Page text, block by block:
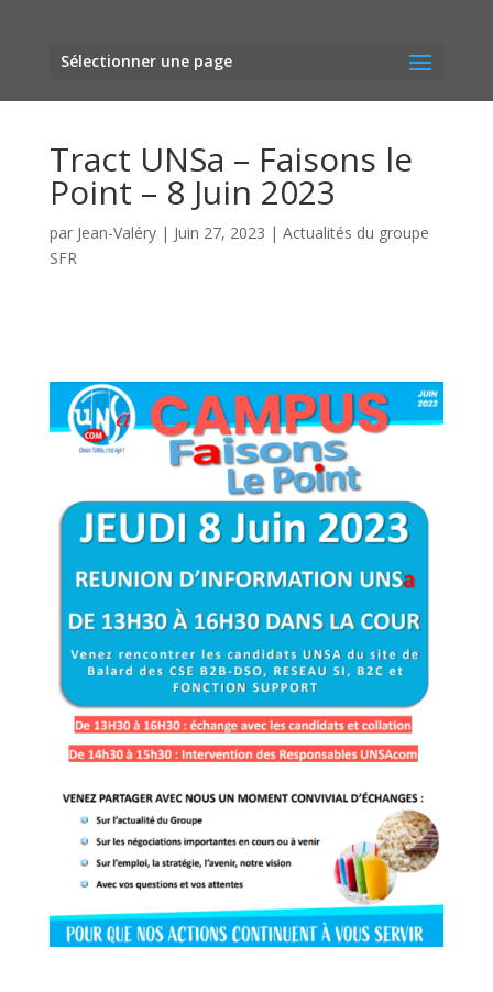
Sélectionner une page
Tract UNSa – Faisons le
Point – 8 Juin 2023
par Jean-Valéry| Juin 27, 2023 | Actualités du groupe
SFR